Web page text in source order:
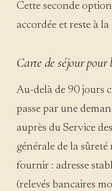
Cette seconde
accordée et reste à
Carte de séjour pour
Au-delà de 90 jours
passe par une
auprès du Service
générale de la
fournir : adresse
(relevés bancaires